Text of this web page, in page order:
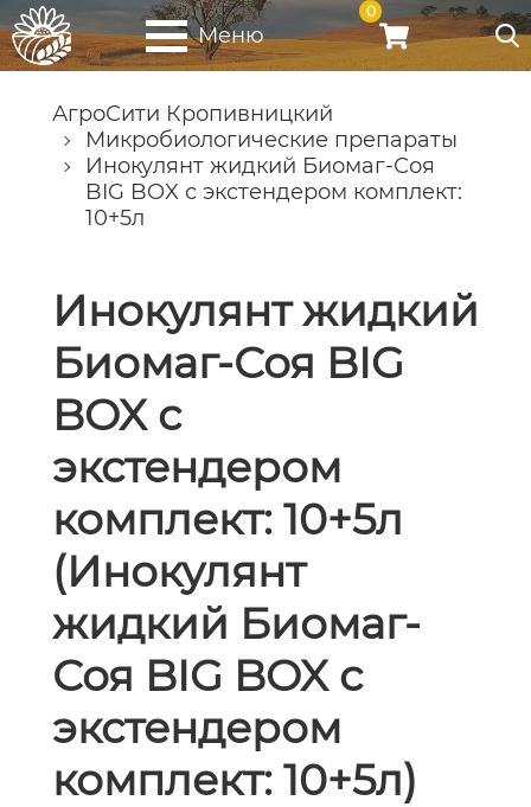
Меню
0
АгроСити Кропивницкий
Микробиологические препараты
Инокулянт жидкий Биомаг-Соя
BIG BOX с экстендером комплект:
10+5л
Инокулянт жидкий
Биомаг-Соя BIG
BOX с
экстендером
комплект: 10+5л
(Инокулянт
жидкий Биомаг-
Соя BIG BOX с
экстендером
комплект: 10+5л)